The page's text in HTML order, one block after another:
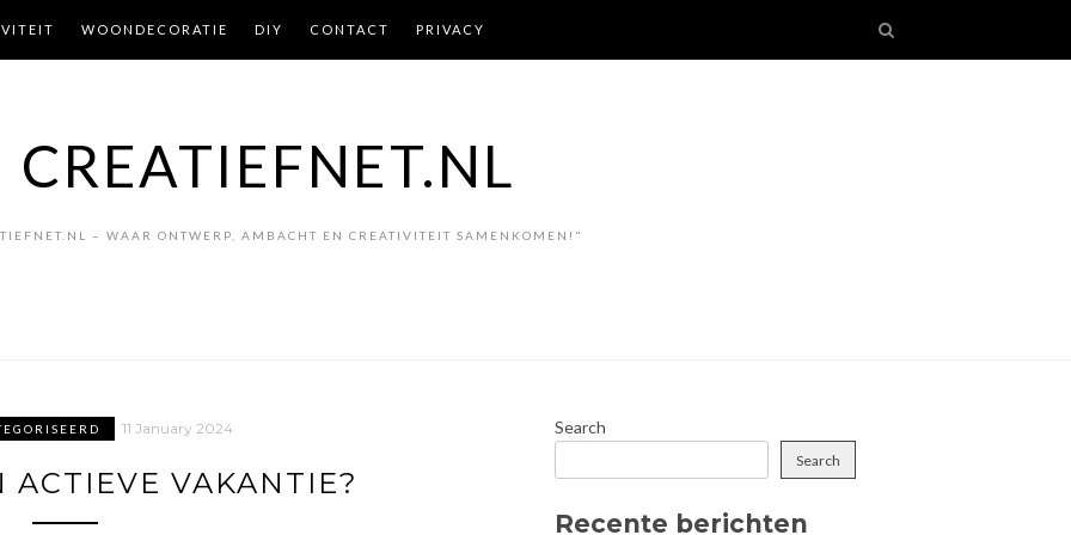
WOONDECORATIE DIY CONTACT PRIVACY
CREATIEFNET.NL
– WAAR ONTWERP, AMBACHT EN CREATIVITEIT SAMENKOMEN!"
11 January 2024
ACTIEVE VAKANTIE?
Search
Search
Recente berichten